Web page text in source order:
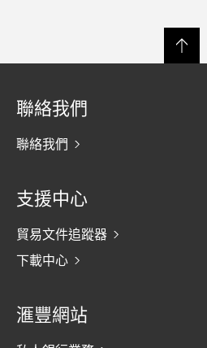
聯絡我們
聯絡我們
支援中心
貿易文件追蹤器
下載中心
滙豐網站